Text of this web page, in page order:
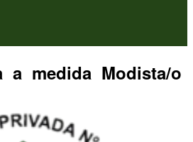
a medida Modista/o